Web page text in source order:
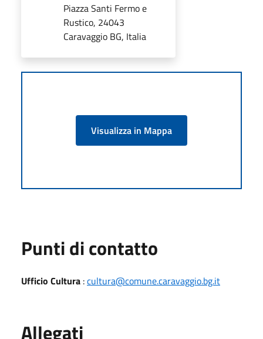
Piazza Santi Fermo e
Rustico, 24043
Caravaggio BG, Italia
Visualizza in Mappa
Punti di contatto
Ufficio Cultura :cultura@comune.caravaggio.bg.it
Allegati